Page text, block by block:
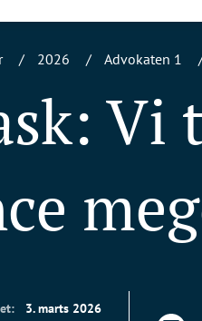
2026 Advokaten 1
Vi
3. marts 2026